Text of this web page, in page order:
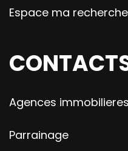
Espace ma recherche
Agences immobilieres
Parrainage